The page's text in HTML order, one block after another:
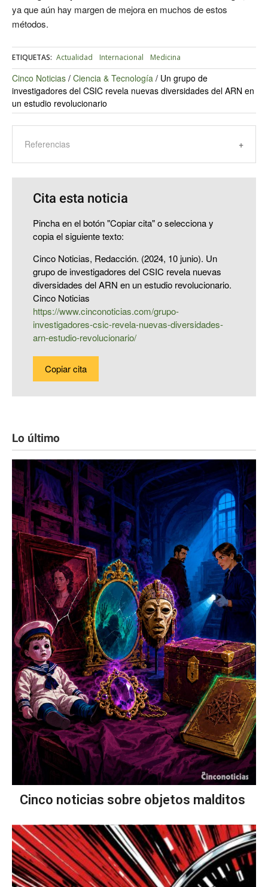
ya que aún hay margen de mejora en muchos de estos
métodos.
ETIQUETAS: Actualidad Internacional Medicina
Cinco Noticias / Ciencia & Tecnología / Un grupo de
investigadores del CSIC revela nuevas diversidades del ARN en
un estudio revolucionario
Referencias
Cita esta noticia
Pincha en el botón "Copiar cita" o selecciona y
copia el siguiente texto:
Cinco Noticias, Redacción. (2024, 10 junio). Un
grupo de investigadores del CSIC revela nuevas
diversidades del ARN en un estudio revolucionario.
Cinco Noticias
https://www.cinconoticias.com/grupo-
investigadores-csic-revela-nuevas-diversidades-
arn-estudio-revolucionario/
Copiar cita
Lo último
Cinco noticias sobre objetos malditos